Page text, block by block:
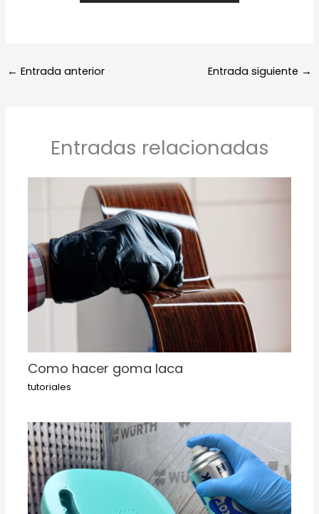
← Entrada anterior Entrada siguiente →
Entradas relacionadas
Como hacer goma laca
tutoriales